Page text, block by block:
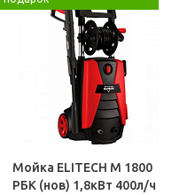
Мойка ELITECH М 1800
РБК (нов) 1,8кВт 400л/ч